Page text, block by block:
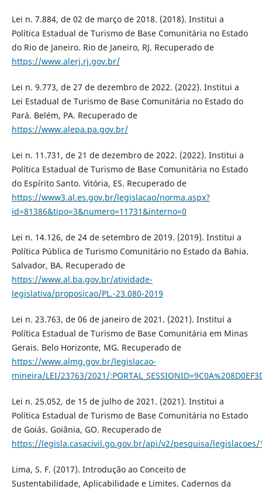
Lei n. 7.884, de 02 de março de 2018. (2018). Institui a
Política Estadual de Turismo de Base Comunitária no Estado
do Rio de Janeiro. Rio de Janeiro, RJ. Recuperado de
https://www.alerj.rj.gov.br/
Lei n. 9.773, de 27 de dezembro de 2022. (2022). Institui a
Lei Estadual de Turismo de Base Comunitária no Estado do
Pará. Belém, PA. Recuperado de
https://www.alepa.pa.gov.br/
Lei n. 11.731, de 21 de dezembro de 2022. (2022). Institui a
Política Estadual de Turismo de Base Comunitária no Estado
do Espírito Santo. Vitória, ES. Recuperado de
https://www3.al.es.gov.br/legislacao/norma.aspx?
id=81386&tipo=3&numero=11731&interno=0
Lei n. 14.126, de 24 de setembro de 2019. (2019). Institui a
Política Pública de Turismo Comunitário no Estado da Bahia.
Salvador, BA. Recuperado de
https://www.al.ba.gov.br/atividade-
legislativa/proposicao/PL.-23.080-2019
Lei n. 23.763, de 06 de janeiro de 2021. (2021). Institui a
Política Estadual de Turismo de Base Comunitária em Minas
Gerais. Belo Horizonte, MG. Recuperado de
https://www.almg.gov.br/legislacao-
mineira/LEI/23763/2021/
Lei n. 25.052, de 15 de julho de 2021. (2021). Institui a
Política Estadual de Turismo de Base Comunitária no Estado
de Goiás. Goiânia, GO. Recuperado de
https://legisla.casacivil.go.gov.br/api/v2/pesquisa/legislacoes/
Lima, S. F. (2017). Introdução ao Conceito de
Sustentabilidade, Aplicabilidade e Limites. Cadernos da